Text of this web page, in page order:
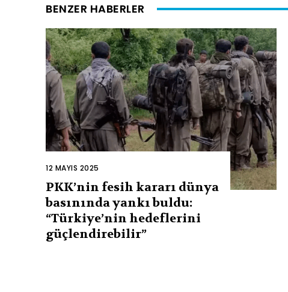
BENZER HABERLER
12 MAYIS 2025
PKK’nin fesih kararı dünya
basınında yankı buldu:
“Türkiye’nin hedeflerini
güçlendirebilir”